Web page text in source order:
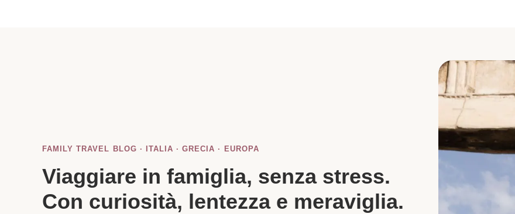
FAMILY TRAVEL BLOG · ITALIA · GRECIA · EUROPA
Viaggiare in famiglia, senza stress.
Con curiosità, lentezza e meraviglia.